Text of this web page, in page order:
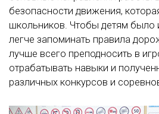
безопасности движения,
школьников. Чтобы детям было
легче запоминать правила
лучше всего преподносить в
отрабатывать навыки и
различных конкурсов и